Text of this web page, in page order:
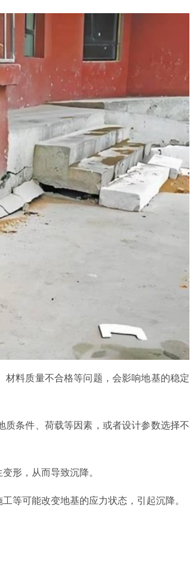
料质量不合格等问题，会影响地基的稳定
条件、荷载等因素，或者设计参数选择不
形，从而导致沉降。
等可能改变地基的应力状态，引起沉降。